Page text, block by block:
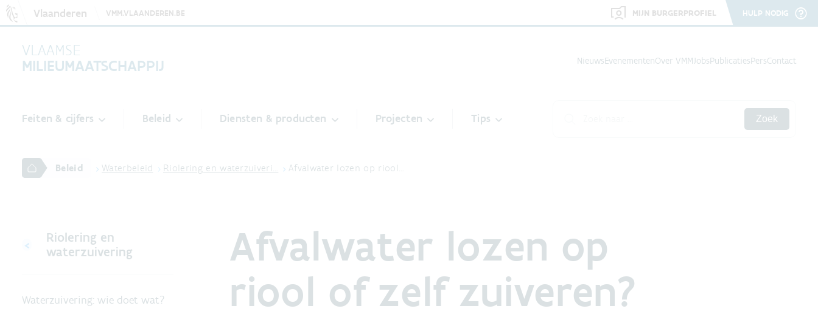
Vlaanderen VMM.VLAANDEREN.BE MIJN BURGERPROFIEL HULP NODIG
VLAAMSE
MILIEUMAATSCHAPPIJ
NieuwsEvenementenOver VMMJobsPublicatiesPersContact
Feiten & cijfers Beleid Diensten & producten Projecten Tips Zoek
Beleid Waterbeleid Riolering en waterzuiveri… Afvalwater lozen op riool…
Riolering en
waterzuivering
Waterzuivering: wie doet wat?
Afvalwater lozen op
riool of zelf zuiveren?